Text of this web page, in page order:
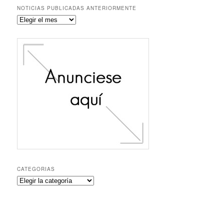
NOTICIAS PUBLICADAS ANTERIORMENTE
Noticias
anteriormente
CATEGORIAS
Categorias